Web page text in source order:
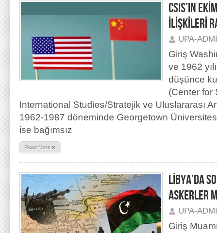
CSIS’IN
İLİŞKİLERİ
UPA-
Giriş
ve 1962
düşünce
(Center for
International Studies/Stratejik ve Uluslararası
1962-1987 döneminde Georgetown
ise bağımsız
Read More »
LİBYA’DA
ASKERLER
UPA-
Giriş